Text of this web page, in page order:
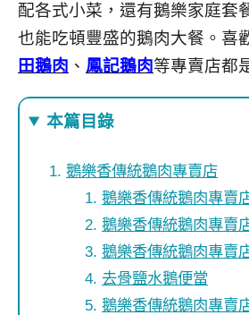
配各式小菜，還有鵝樂家庭套
也能吃頓豐盛的鵝肉大餐。喜
田鵝肉 、 鳳記鵝肉等專賣店都
本篇目錄
鵝樂香傳統鵝肉專賣店
鵝樂香傳統鵝肉專賣
鵝樂香傳統鵝肉專賣
鵝樂香傳統鵝肉專賣
去骨鹽水鵝便當
鵝樂香傳統鵝肉專賣